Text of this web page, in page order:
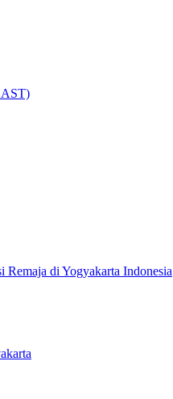
Remaja di Yogyakarta Indonesia